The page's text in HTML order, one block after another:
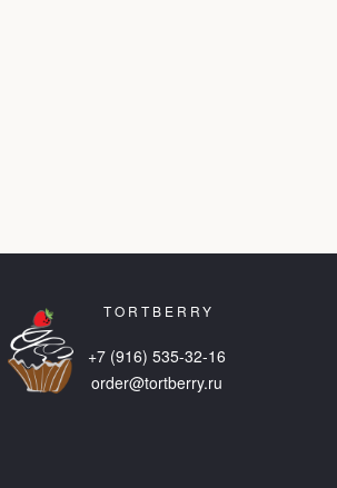
TORTBERRY
+7 (916) 535-32-16
order@tortberry.ru